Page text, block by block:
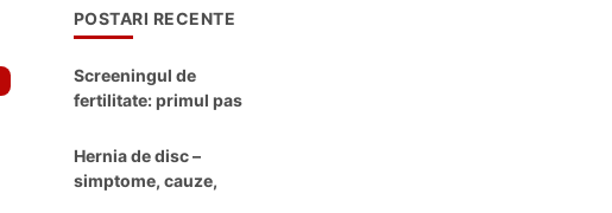
POSTARI RECENTE
Screeningul de
fertilitate: primul pas
Hernia de disc –
simptome, cauze,